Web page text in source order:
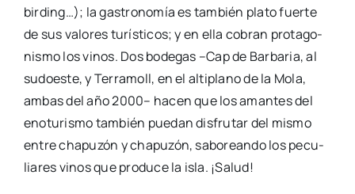
bir­ding…); la gas­tro­no­mía es tam­bién pla­to fuer­te
de sus valo­res turís­ti­cos; y en ella cobran pro­ta­go­
nis­mo los vinos. Dos bode­gas –Cap de Bar­ba­ria, al
sudoes­te, y Terra­moll, en el alti­plano de la Mola,
ambas del año 2000– hacen que los aman­tes del
enotu­ris­mo tam­bién pue­dan dis­fru­tar del mis­mo
entre cha­pu­zón y cha­pu­zón, sabo­rean­do los pecu­
lia­res vinos que pro­du­ce la isla. ¡Salud!